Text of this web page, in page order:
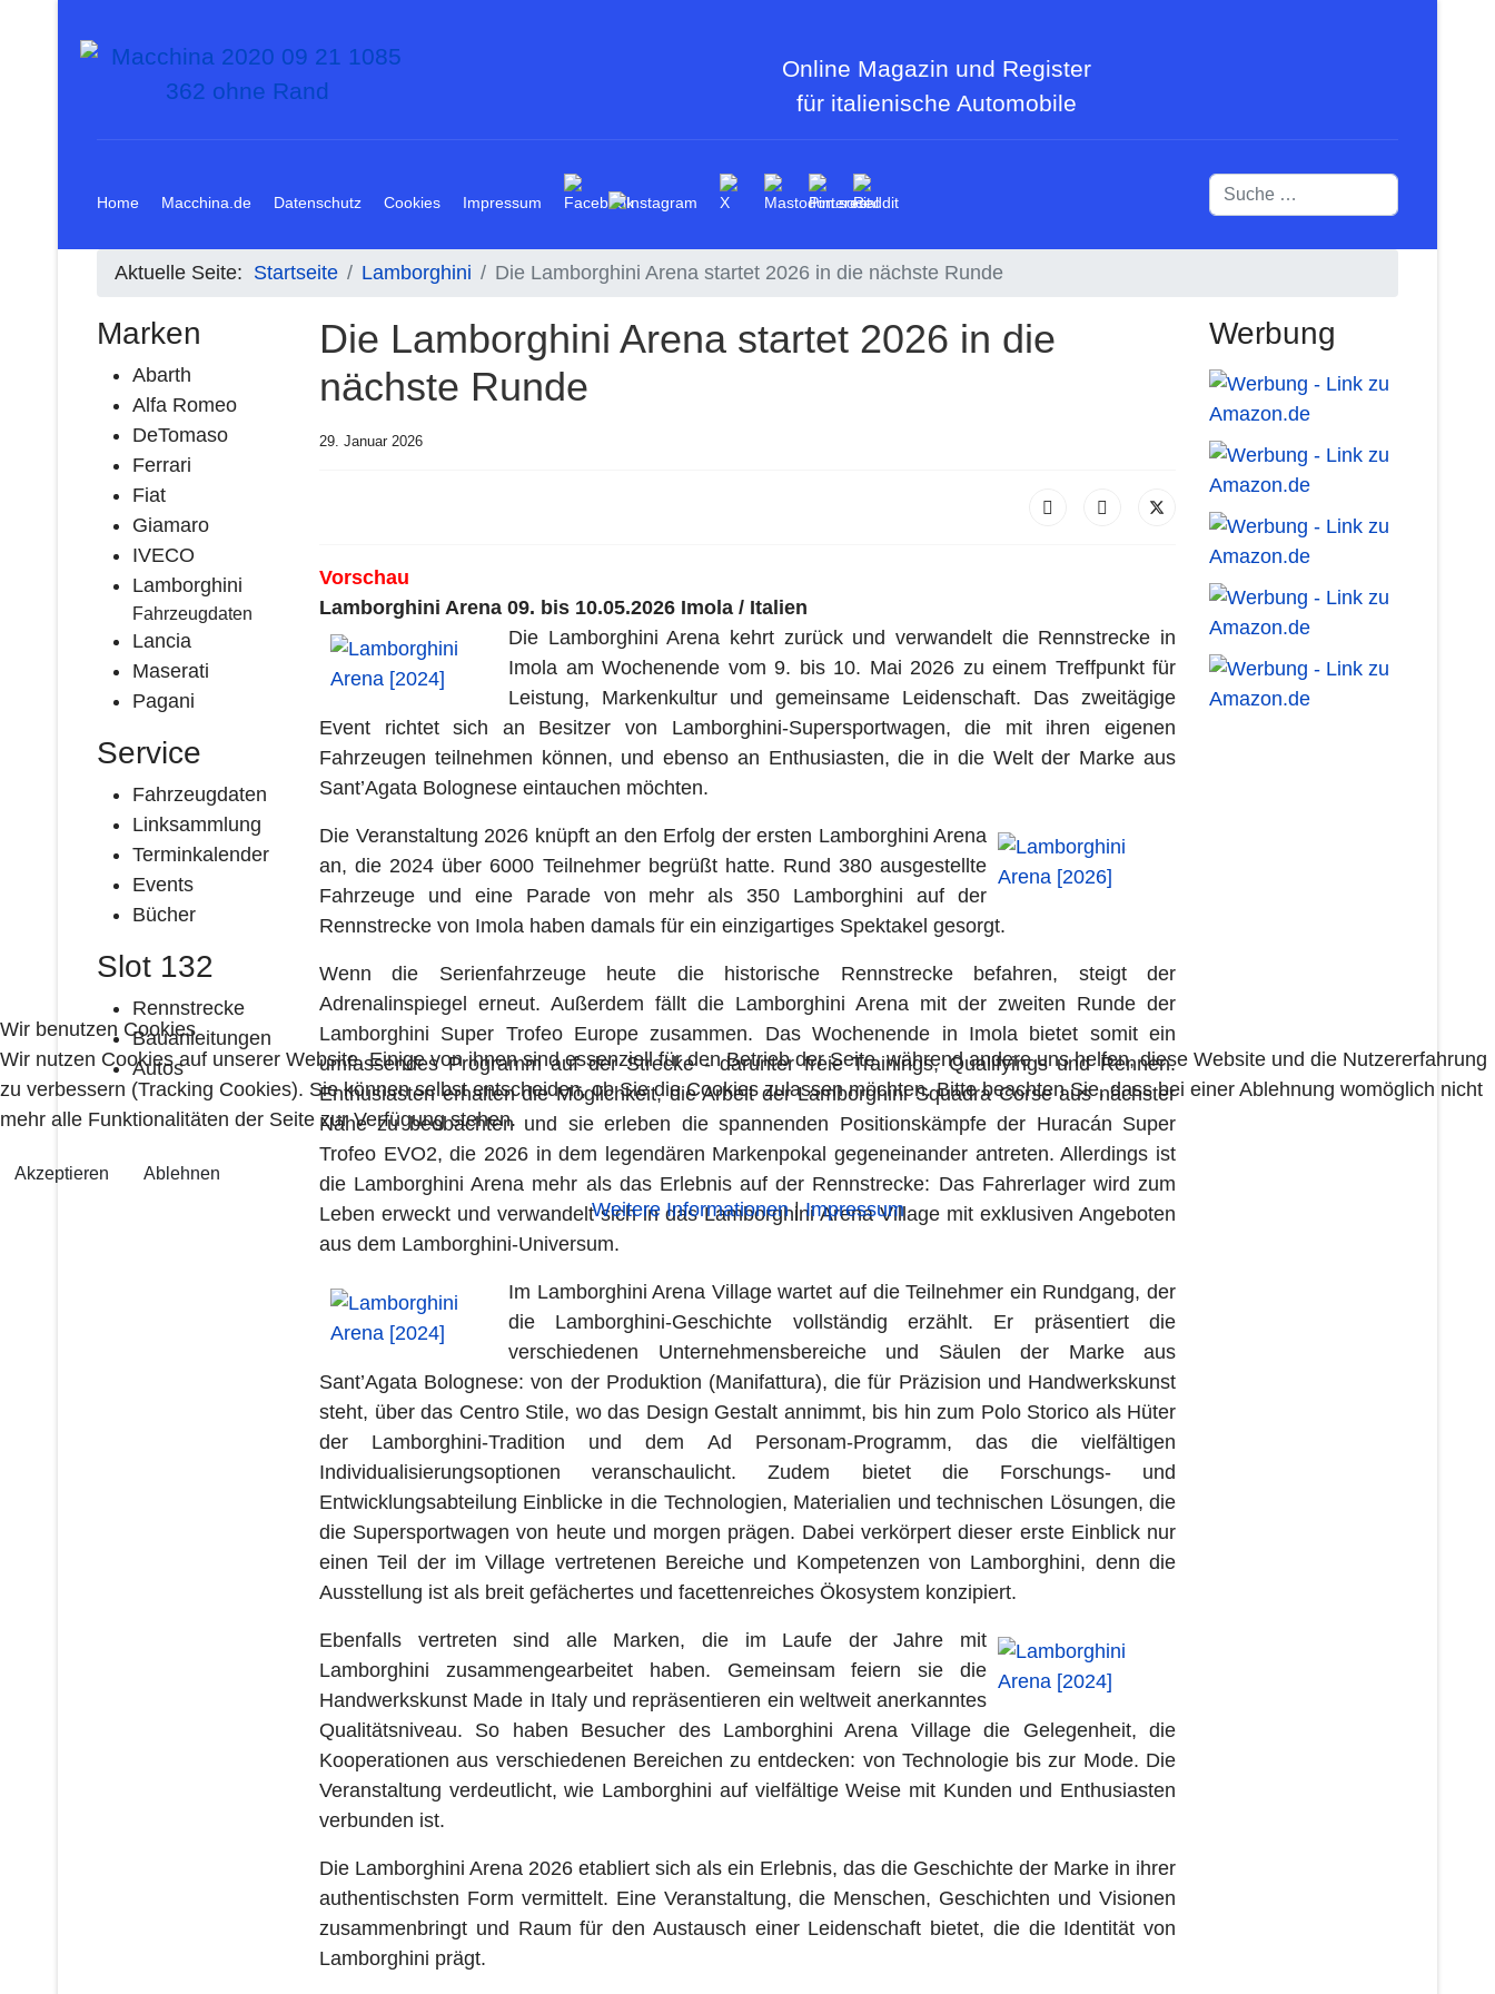
Online Magazin und Register
für italienische Automobile
Home Macchina.de Datenschutz Cookies Impressum
Suchen
Aktuelle Seite: Startseite Lamborghini Die Lamborghini Arena startet 2026 in die nächste Runde
Marken
Abarth
Alfa Romeo
DeTomaso
Ferrari
Fiat
Giamaro
IVECO
Lamborghini
Fahrzeugdaten
Lancia
Maserati
Pagani
Service
Fahrzeugdaten
Linksammlung
Terminkalender
Events
Bücher
Slot 132
Rennstrecke
Bauanleitungen
Autos
Die Lamborghini Arena startet 2026 in die
nächste Runde
29. Januar 2026
Vorschau
Lamborghini Arena 09. bis 10.05.2026 Imola / Italien
Die Lamborghini Arena kehrt zurück und verwandelt die Rennstrecke in
Imola am Wochenende vom 9. bis 10. Mai 2026 zu einem Treffpunkt für
Leistung, Markenkultur und gemeinsame Leidenschaft. Das zweitägige
Event richtet sich an Besitzer von Lamborghini-Supersportwagen, die mit ihren eigenen
Fahrzeugen teilnehmen können, und ebenso an Enthusiasten, die in die Welt der Marke aus
Sant’Agata Bolognese eintauchen möchten.
Die Veranstaltung 2026 knüpft an den Erfolg der ersten Lamborghini Arena
an, die 2024 über 6000 Teilnehmer begrüßt hatte. Rund 380 ausgestellte
Fahrzeuge und eine Parade von mehr als 350 Lamborghini auf der
Rennstrecke von Imola haben damals für ein einzigartiges Spektakel gesorgt.
Wenn die Serienfahrzeuge heute die historische Rennstrecke befahren, steigt der
Adrenalinspiegel erneut. Außerdem fällt die Lamborghini Arena mit der zweiten Runde der
Lamborghini Super Trofeo Europe zusammen. Das Wochenende in Imola bietet somit ein
umfassendes Programm auf der Strecke - darunter freie Trainings, Qualifyings und Rennen.
Enthusiasten erhalten die Möglichkeit, die Arbeit der Lamborghini Squadra Corse aus nächster
Nähe zu beobachten und sie erleben die spannenden Positionskämpfe der Huracán Super
Trofeo EVO2, die 2026 in dem legendären Markenpokal gegeneinander antreten. Allerdings ist
die Lamborghini Arena mehr als das Erlebnis auf der Rennstrecke: Das Fahrerlager wird zum
Leben erweckt und verwandelt sich in das Lamborghini Arena Village mit exklusiven Angeboten
aus dem Lamborghini-Universum.
Im Lamborghini Arena Village wartet auf die Teilnehmer ein Rundgang, der
die Lamborghini-Geschichte vollständig erzählt. Er präsentiert die
verschiedenen Unternehmensbereiche und Säulen der Marke aus
Sant’Agata Bolognese: von der Produktion (Manifattura), die für Präzision und Handwerkskunst
steht, über das Centro Stile, wo das Design Gestalt annimmt, bis hin zum Polo Storico als Hüter
der Lamborghini-Tradition und dem Ad Personam-Programm, das die vielfältigen
Individualisierungsoptionen veranschaulicht. Zudem bietet die Forschungs- und
Entwicklungsabteilung Einblicke in die Technologien, Materialien und technischen Lösungen, die
die Supersportwagen von heute und morgen prägen. Dabei verkörpert dieser erste Einblick nur
einen Teil der im Village vertretenen Bereiche und Kompetenzen von Lamborghini, denn die
Ausstellung ist als breit gefächertes und facettenreiches Ökosystem konzipiert.
Ebenfalls vertreten sind alle Marken, die im Laufe der Jahre mit
Lamborghini zusammengearbeitet haben. Gemeinsam feiern sie die
Handwerkskunst Made in Italy und repräsentieren ein weltweit anerkanntes
Qualitätsniveau. So haben Besucher des Lamborghini Arena Village die Gelegenheit, die
Kooperationen aus verschiedenen Bereichen zu entdecken: von Technologie bis zur Mode. Die
Veranstaltung verdeutlicht, wie Lamborghini auf vielfältige Weise mit Kunden und Enthusiasten
verbunden ist.
Die Lamborghini Arena 2026 etabliert sich als ein Erlebnis, das die Geschichte der Marke in ihrer
authentischsten Form vermittelt. Eine Veranstaltung, die Menschen, Geschichten und Visionen
zusammenbringt und Raum für den Austausch einer Leidenschaft bietet, die die Identität von
Lamborghini prägt.
Werbung
Wir benutzen Cookies
Wir nutzen Cookies auf unserer Website. Einige von ihnen sind essenziell für den Betrieb der Seite, während andere uns helfen, diese Website und die Nutzererfahrung
zu verbessern (Tracking Cookies). Sie können selbst entscheiden, ob Sie die Cookies zulassen möchten. Bitte beachten Sie, dass bei einer Ablehnung womöglich nicht
mehr alle Funktionalitäten der Seite zur Verfügung stehen.
Akzeptieren Ablehnen
Weitere Informationen|Impressum